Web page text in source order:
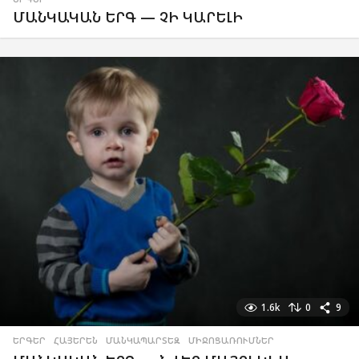
ՄԱՆԿԱԿԱՆ ԵՐԳ — ՉԻ ԿԱՐԵԼԻ
1.6k 0 9
ԵՐԳԵՐ ,ՀԱՅԵՐԵՆ ,ՄԱՆԿԱՊԱՐՏԵԶ ,ՄԻՋՈՑԱՌՈՒՄՆԵՐ